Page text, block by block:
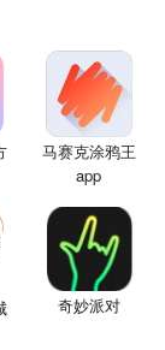
马赛克涂鸦王
app
奇妙派对